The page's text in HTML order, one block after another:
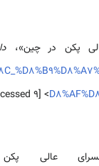
پکن در چین»،
> [accessed ۹ اوت ۲۰۲۶]